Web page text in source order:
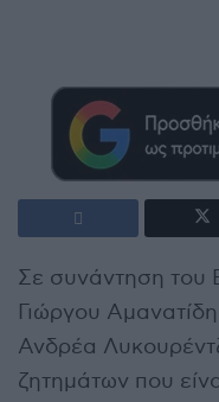
Σε συνάντηση του
Γιώργου
Ανδρέα
ζητημάτων που